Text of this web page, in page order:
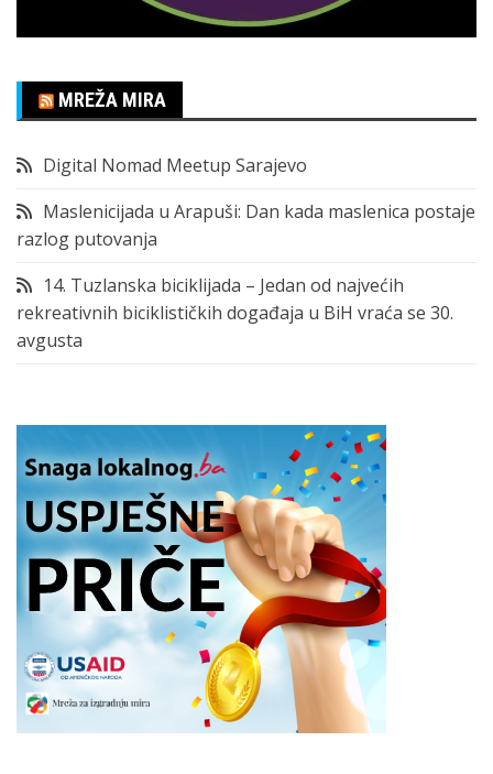
MREŽA MIRA
Digital Nomad Meetup Sarajevo
Maslenicijada u Arapuši: Dan kada maslenica postaje
razlog putovanja
14. Tuzlanska biciklijada – Jedan od najvećih
rekreativnih biciklističkih događaja u BiH vraća se 30.
avgusta